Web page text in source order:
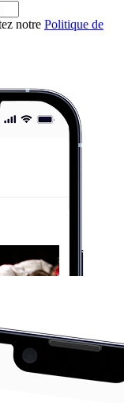
notre Politique de